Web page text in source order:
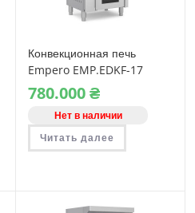
Конвекционная печь
Empero EMP.EDKF-17
ротационная
электрическая
780.000₴
Нет в наличии
Читать далее